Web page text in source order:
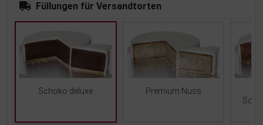
Füllungen für Versandtorten
Schoko deluxe
Premium Nuss